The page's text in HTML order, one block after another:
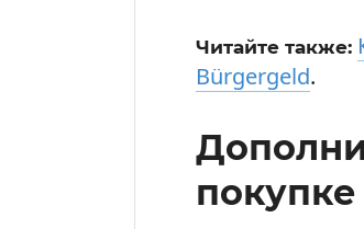
Читайте также:
Bürgergeld.